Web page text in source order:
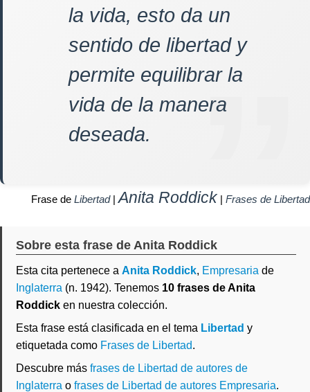
la vida, esto da un
sentido de libertad y
permite equilibrar la
vida de la manera
deseada.
Frase de Libertad|Anita Roddick | Frases de Libertad
Sobre esta frase de Anita Roddick
Esta cita pertenece a Anita Roddick, Empresaria de
Inglaterra (n. 1942). Tenemos 10 frases de Anita
Roddick en nuestra colección.
Esta frase está clasificada en el tema Libertad y
etiquetada como Frases de Libertad.
Descubre más frases de Libertad de autores de
Inglaterra o frases de Libertad de autores Empresaria.